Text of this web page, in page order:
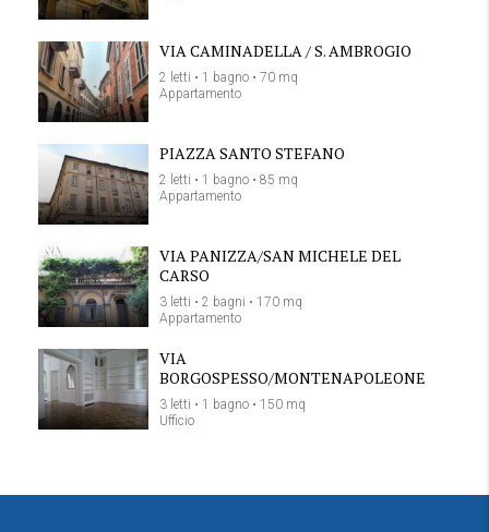
VIA CAMINADELLA / S. AMBROGIO
2 letti • 1 bagno • 70 mq
Appartamento
PIAZZA SANTO STEFANO
2 letti • 1 bagno • 85 mq
Appartamento
VIA PANIZZA/SAN MICHELE DEL
CARSO
3 letti • 2 bagni • 170 mq
Appartamento
VIA
BORGOSPESSO/MONTENAPOLEONE
3 letti • 1 bagno • 150 mq
Ufficio